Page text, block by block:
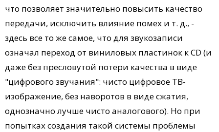
что позволяет значительно повысить качество
передачи, исключить влияние помех и т. д., -
здесь все то же самое, что для звукозаписи
означал переход от виниловых пластинок к CD (и
даже без пресловутой потери качества в виде
"цифрового звучания": чисто цифровое ТВ-
изображение, без наворотов в виде сжатия,
однозначно лучше чисто аналогового). Но при
попытках создания такой системы проблемы